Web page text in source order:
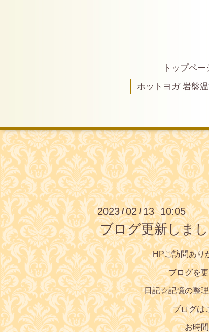
トップペー
ホットヨガ 岩盤
2023/02 / 13 10:05
ブログ更新しま
HPご訪問あり
ブログを
「日記☆記憶の整
ブログは
お時